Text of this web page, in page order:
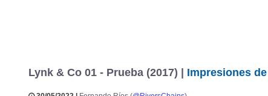
Lynk & Co 01 - Prueba (2017) | Impresiones